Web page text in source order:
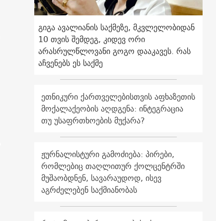
გიგა ავალიანის საქმეზე, მკვლელობიდან
10 თვის შემდეგ, კიდევ ორი
არასრულწლოვანი გოგო დააკავეს. რას
აჩვენებს ეს საქმე
ეთნიკური ქართველებისთვის აფხაზეთის
მოქალაქეობის აღდგენა: ინტეგრაცია
თუ უსაფრთხოების მუქარა?
ჟურნალისტური გამოძიება: პირები,
რომლებიც თაღლითურ ქოლცენტრში
მუშაობდნენ, სავარაუდოდ, ისევ
აგრძელებენ საქმიანობას